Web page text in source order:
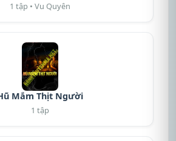
1 tập • Vu Quyên
Mắm Thịt Người
1 tập